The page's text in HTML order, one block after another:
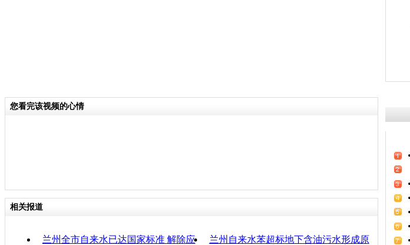
您看完该视频的心情
相关报道
兰州全市自来水已达国家标准 解除应
兰州自来水苯超标地下含油污水形成原